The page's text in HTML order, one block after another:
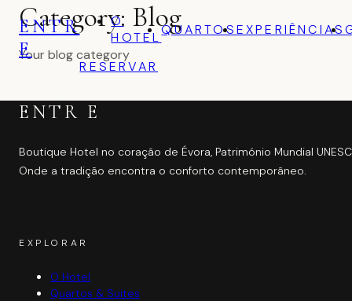
ENTR
E
O
HOTELQUARTOSEXPERIÊNCIAS
RESERVAR
Category: Blog
Your blog category
ENTR E
Boutique Hotel no coração de Évora, Património Mundial
Onde a tradição encontra o conforto contemporâneo.
EXPLORAR
O Hotel
Quartos & Suites